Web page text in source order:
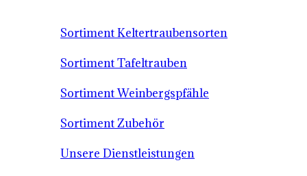
Sortiment Keltertraubensorten
Sortiment Tafeltrauben
Sortiment Weinbergspfähle
Sortiment Zubehör
Unsere Dienstleistungen